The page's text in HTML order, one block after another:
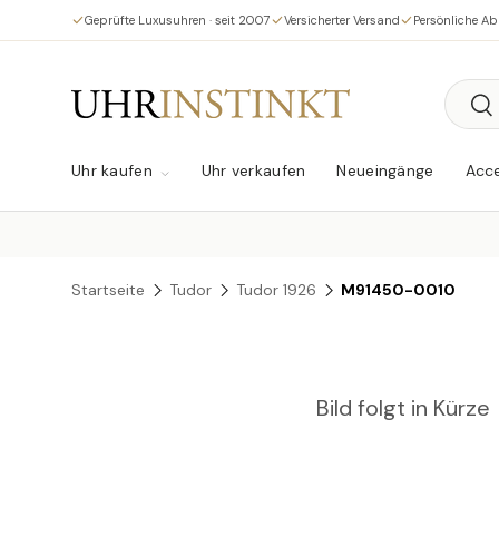
Direkt zum Inhalt
Geprüfte Luxusuhren · seit 2007 Versicherter Versand Persönliche
Uhr kaufen Uhr verkaufen Neueingänge
Startseite Tudor Tudor 1926 M91450-0010
Bild folgt in Kürze